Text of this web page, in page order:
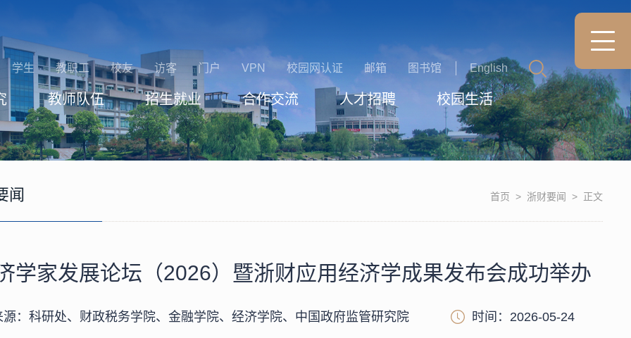
学生 教职工 校友 访客 门户 VPN 校园网认证 邮箱 图书馆 English
教师队伍 招生就业 合作交流 人才招聘 校园生活
闻 首页 > 浙财要闻 > 正文
学家发展论坛（2026）暨浙财应用经济学成果发布会成功举办
源：科研处、财政税务学院、金融学院、经济学院、中国政府监管研究院 时间：2026-05-24